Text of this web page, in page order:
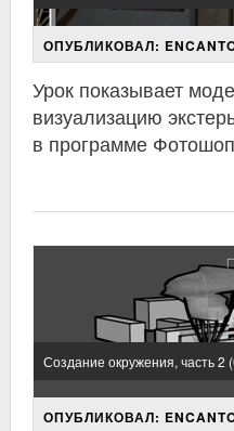
ОПУБЛИКОВАЛ:
Урок показывает
визуализацию
в программе
Создание окружения, часть 2
ОПУБЛИКОВАЛ: